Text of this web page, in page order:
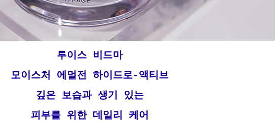
루이스 비드마
모이스처 에멀전 하이드로-액티브
깊은 보습과 생기 있는
피부를 위한 데일리 케어